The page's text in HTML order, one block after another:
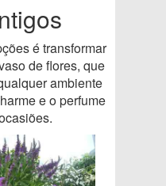
é transformar
de flores, que
ambiente
e o perfume